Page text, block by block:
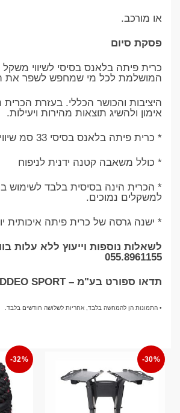
או מורכב.
פסקת סיום
כרית פיתה בלאנס בסיסי לשיווי
המושלמת לכל מי שמחפש לשפר את
היציבות והכושר הכללי. בעזרת הכרית
אימון ולהשיג תוצאות מהירות ויעילות.
* כרית פיתה בלאנס בסיסי 33 סמ שיווי משקל שחור
* כולל משאבה קטנה ידנית לניפוח
* הכרית הינה בסיסית בלבד לשימוש
למשקלים נמוכים.
* ישנה גרסה של כרית פיתה איכותית
לשאלות נוספות וייעוץ ללא עלות
055.8961155
תדאו ספורט בע"מ – TADDEO SPORT
• התמונות הן להמחשה בלבד, אחריות לשלושה חודשים בלבד.
-30%
-32%